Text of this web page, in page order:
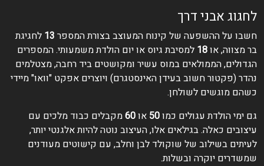
לחגוג אבני דרך
חשבו על ההשפעה של קינוח המעוצב בצורת המספר 13 לחגיגת
בר מצווה, או18 למסיבת גיוס או יום הולדת משמעותי. המספרים
הגדולים, הממולאים במוס עשיר ומקושטים ביד רחבה, מצטלמים
נהדר (פקטור חשוב בעידן האינסטגרם) ויוצרים אפקט "וואו" מיידי
כשהם מוגשים לשולחן.
גם ימי הולדת עגולים כמו50 או60מקבלים כבוד מלכים עם
עיצובים כאלה. בגילאים אלו, העיצוב נוטה להיות אלגנטי יותר,
לעיתים בשילוב של שוקולד לבן וחלב, עם קישוטים מעודנים
שמשדרים יוקרה ובשלות.